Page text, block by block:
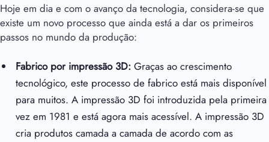
Hoje em dia e com o avanço da tecnologia, considera-se que
existe um novo processo que ainda está a dar os primeiros
passos no mundo da produção:
Fabrico por impressão 3D:Graças ao crescimento
tecnológico, este processo de fabrico está mais disponível
para muitos. A impressão 3D foi introduzida pela primeira
vez em 1981 e está agora mais acessível. A impressão 3D
cria produtos camada a camada de acordo com as